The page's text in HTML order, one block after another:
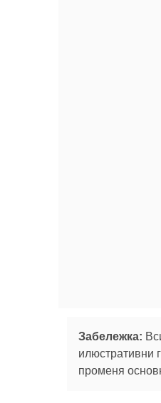
Забележка:
илюстративни
променя